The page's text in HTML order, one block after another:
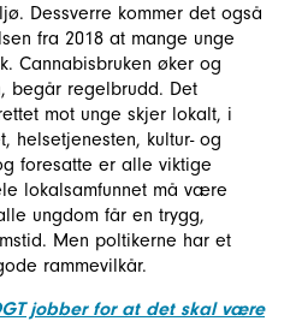
Dessverre kommer det også
fra 2018 at mange unge
Cannabisbruken øker og
begår regelbrudd. Det
mot unge skjer lokalt, i
helsetjenesten, kultur- og
foresatte er alle viktige
lokalsamfunnet må være
ungdom får en trygg,
Men poltikerne har et
rammevilkår.
jobber for at det skal være